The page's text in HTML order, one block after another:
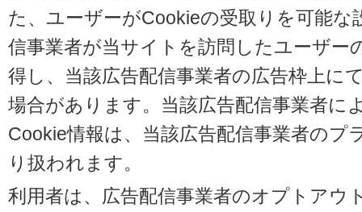
た、ユーザーがCookieの受取りを可能
信事業者が当サイトを訪問したユーザー
得し、当該広告配信事業者の広告枠上に
場合があります。当該広告配信事業者に
Cookie情報は、当該広告配信事業者のプ
り扱われます。
利用者は、広告配信事業者のオプトアウ